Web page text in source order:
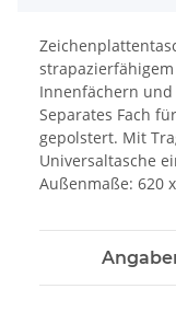
Innenfächern
Separates Fach
gepolstert. Mit
Universaltasche
Außenmaße: 620